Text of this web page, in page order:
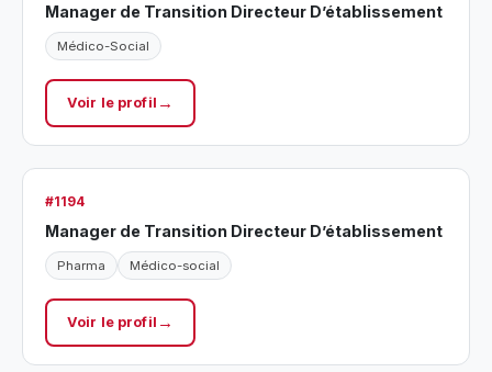
Manager de Transition Directeur D’établissement
Médico-Social
Voir le profil
#1194
Manager de Transition Directeur D’établissement
Pharma Médico-social
Voir le profil